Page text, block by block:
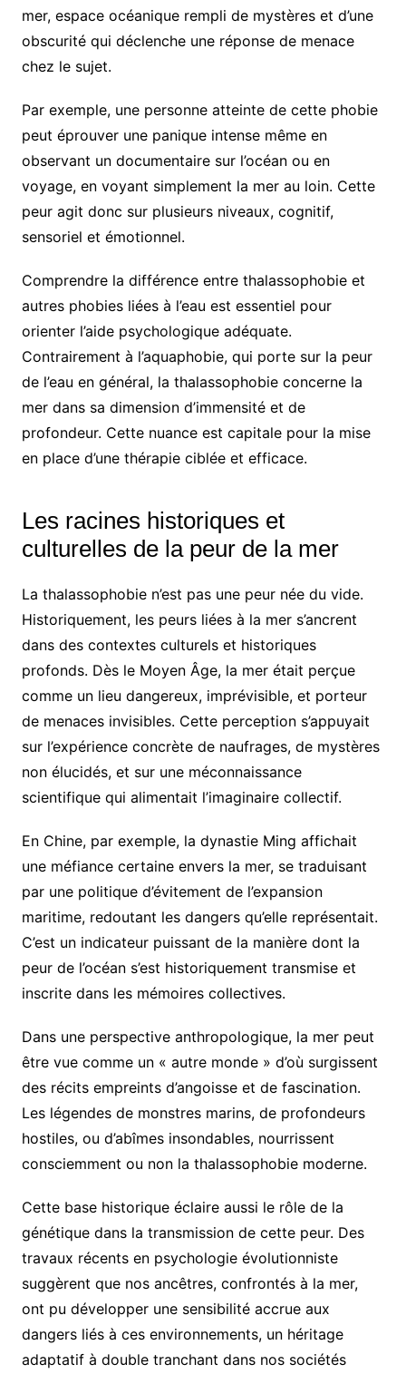
mer, espace océanique rempli de mystères et d’une
obscurité qui déclenche une réponse de menace
chez le sujet.
Par exemple, une personne atteinte de cette phobie
peut éprouver une panique intense même en
observant un documentaire sur l’océan ou en
voyage, en voyant simplement la mer au loin. Cette
peur agit donc sur plusieurs niveaux, cognitif,
sensoriel et émotionnel.
Comprendre la différence entre thalassophobie et
autres phobies liées à l’eau est essentiel pour
orienter l’aide psychologique adéquate.
Contrairement à l’aquaphobie, qui porte sur la peur
de l’eau en général, la thalassophobie concerne la
mer dans sa dimension d’immensité et de
profondeur. Cette nuance est capitale pour la mise
en place d’une thérapie ciblée et efficace.
Les racines historiques et
culturelles de la peur de la mer
La thalassophobie n’est pas une peur née du vide.
Historiquement, les peurs liées à la mer s’ancrent
dans des contextes culturels et historiques
profonds. Dès le Moyen Âge, la mer était perçue
comme un lieu dangereux, imprévisible, et porteur
de menaces invisibles. Cette perception s’appuyait
sur l’expérience concrète de naufrages, de mystères
non élucidés, et sur une méconnaissance
scientifique qui alimentait l’imaginaire collectif.
En Chine, par exemple, la dynastie Ming affichait
une méfiance certaine envers la mer, se traduisant
par une politique d’évitement de l’expansion
maritime, redoutant les dangers qu’elle représentait.
C’est un indicateur puissant de la manière dont la
peur de l’océan s’est historiquement transmise et
inscrite dans les mémoires collectives.
Dans une perspective anthropologique, la mer peut
être vue comme un « autre monde » d’où surgissent
des récits empreints d’angoisse et de fascination.
Les légendes de monstres marins, de profondeurs
hostiles, ou d’abîmes insondables, nourrissent
consciemment ou non la thalassophobie moderne.
Cette base historique éclaire aussi le rôle de la
génétique dans la transmission de cette peur. Des
travaux récents en psychologie évolutionniste
suggèrent que nos ancêtres, confrontés à la mer,
ont pu développer une sensibilité accrue aux
dangers liés à ces environnements, un héritage
adaptatif à double tranchant dans nos sociétés